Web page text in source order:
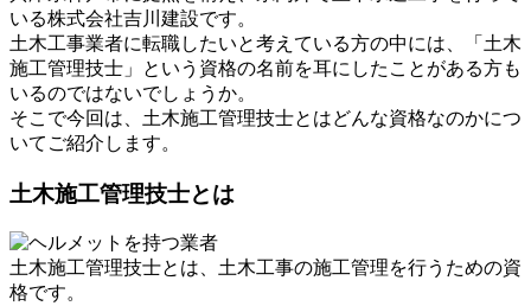
いる株式会社吉川建設です。
土木工事業者に転職したいと考えている方の中には、「土木
施工管理技士」という資格の名前を耳にしたことがある方も
いるのではないでしょうか。
そこで今回は、土木施工管理技士とはどんな資格なのかにつ
いてご紹介します。
土木施工管理技士とは
土木施工管理技士とは、土木工事の施工管理を行うための資
格です。